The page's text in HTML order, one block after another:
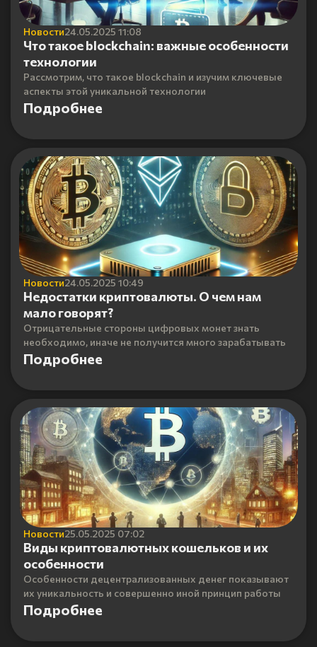
Новости24.05.2025 11:08
Что такое blockchain: важные особенности
технологии
Рассмотрим, что такое blockchain и изучим ключевые
аспекты этой уникальной технологии
Подробнее
Новости24.05.2025 10:49
Недостатки криптовалюты. О чем нам
мало говорят?
Отрицательные стороны цифровых монет знать
необходимо, иначе не получится много зарабатывать
Подробнее
Новости25.05.2025 07:02
Виды криптовалютных кошельков и их
особенности
Особенности децентрализованных денег показывают
их уникальность и совершенно иной принцип работы
Подробнее